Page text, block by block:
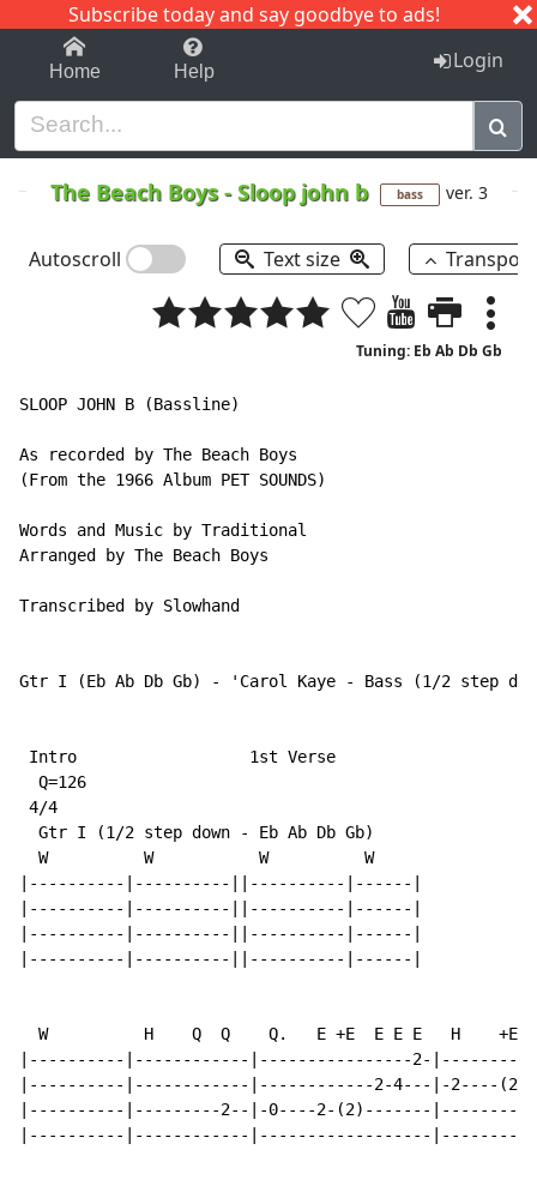
Subscribe today and say goodbye to ads!
1-9 C I J
Home Help Login
The Beach Boys-Sloop john b bass ver. 3
Autoscroll Text size
Tuning: Eb Ab Db Gb
SLOOP JOHN B (Bassline)
As recorded by The Beach Boys
(From the 1966 Album PET SOUNDS)
Words and Music by Traditional
Arranged by The Beach Boys
Transcribed by Slowhand
Gtr I (Eb Ab Db Gb) - 'Carol Kaye - Bass (1/2 step
Intro                  1st Verse
  Q=126
4/4
  Gtr I (1/2 step down - Eb Ab Db Gb)
  W          W           W          W
|----------|----------||----------|------|
|----------|----------||----------|------|
|----------|----------||----------|------|
|----------|----------||----------|------|
W          H    Q  Q    Q.   E +E  E E E   H    +E
|----------|------------|----------------2-
|----------|------------|------------2-4---|-2----
|----------|---------2--|-0----2-(2)-------
|----------|------------|------------------